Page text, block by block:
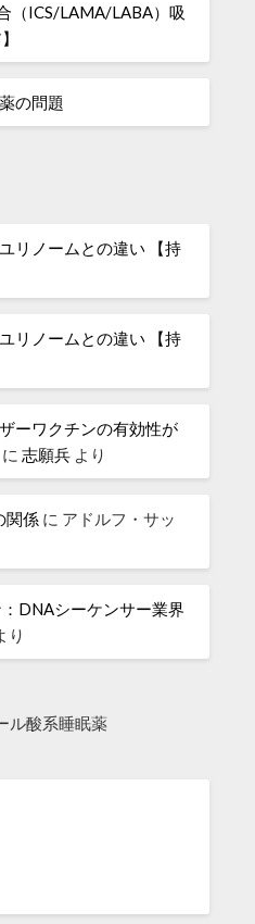
（ICS/LAMA/LABA）吸
の問題
リノームとの違い 【持
リノームとの違い 【持
ーワクチンの有効性が
に志願兵 より
関係 に アドルフ・サッ
：DNAシーケンサー業界
り
ル酸系睡眠薬